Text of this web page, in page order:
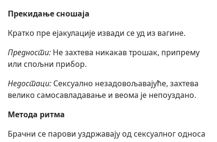
Прекидање сношаја
Кратко пре ејакулације извади се уд из вагине.
Предности: Не захтева никакав трошак, припрему
или спољни прибор.
Недостаци: Сексуално незадовољавајуће, захтева
велико самосавладавање и веома је непоуздано.
Метода ритма
Брачни се парови уздржавају од сексуалног односа